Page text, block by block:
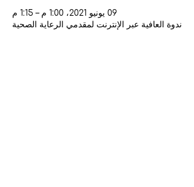
09 يونيو 2021، 1:00 م – 1:15 م
ندوة العافية عبر الإنترنت لمقدمي الرعاية الصحية